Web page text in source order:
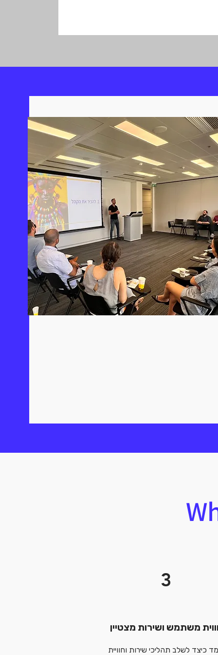
3
משתמש ושירות מצטיין
כיצד לשלב תהליכי שירות וחוויית